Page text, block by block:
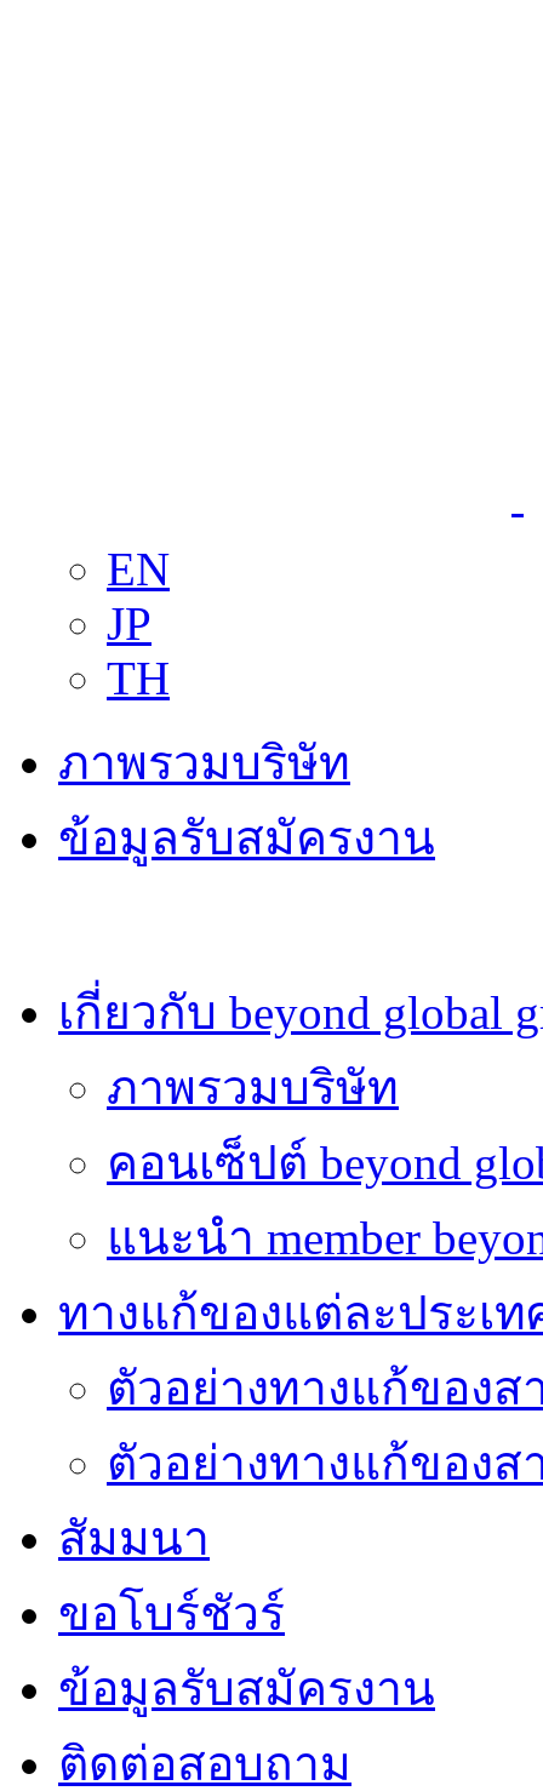
EN
JP
TH
ภาพรวมบริษัท
ข้อมูลรับสมัครงาน
เกี่ยวกับ beyond global
ภาพรวมบริษัท
คอนเซ็ปต์ beyond
แนะนำ member
ทางแก้ของแต่ละประเท
ตัวอย่างทางแก้ของส
ตัวอย่างทางแก้ของส
สัมมนา
ขอโบร์ชัวร์
ข้อมูลรับสมัครงาน
ติดต่อสอบถาม